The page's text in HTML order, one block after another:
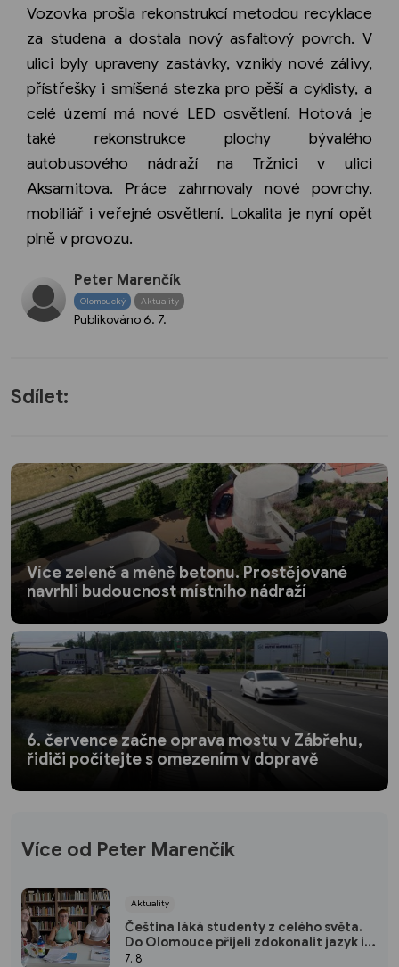
Vozovka prošla rekonstrukcí metodou recyklace
za studena a dostala nový asfaltový povrch. V
ulici byly upraveny zastávky, vznikly nové zálivy,
přístřešky i smíšená stezka pro pěší a cyklisty, a
celé území má nové LED osvětlení. Hotová je
také rekonstrukce plochy bývalého
autobusového nádraží na Tržnici v ulici
Aksamitova. Práce zahrnovaly nové povrchy,
mobiliář i veřejné osvětlení. Lokalita je nyní opět
plně v provozu.
Peter Marenčík
Olomoucký Aktuality
Publikováno 6. 7.
Sdílet:
Více zeleně a méně betonu. Prostějované
navrhli budoucnost místního nádraží
6. července začne oprava mostu v Zábřehu,
řidiči počítejte s omezením v dopravě
Více od Peter Marenčík
Aktuality
Čeština láká studenty z celého světa.
Do Olomouce přijeli zdokonalit jazyk i
poznat českou kulturu
7. 8.